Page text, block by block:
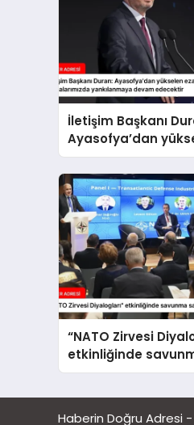
İletişim Başkanı
Ayasofya’dan
ezanlar, inşallah
semalarımızda
devam edecektir
“NATO Zirvesi
etkinliğinde
iş birliği ele alındı
Haberin Doğru Adresi